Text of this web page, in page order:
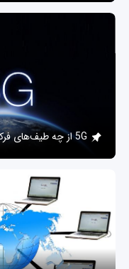
5G از چه طیف‌های فرکانسی استفاده می‌کند؟